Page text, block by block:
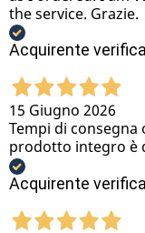
the service. Grazie.
Acquirente
15 Giugno 2026
Tempi di
prodotto integro è
Acquirente